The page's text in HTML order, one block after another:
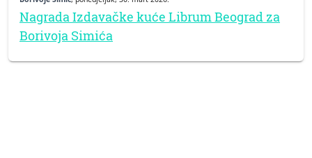
Nagrada Izdavačke kuće Librum Beograd za
Borivoja Simića